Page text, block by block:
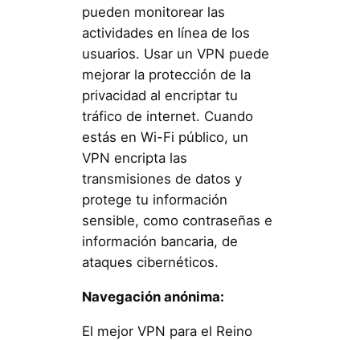
pueden monitorear las
actividades en línea de los
usuarios. Usar un VPN puede
mejorar la protección de la
privacidad al encriptar tu
tráfico de internet. Cuando
estás en Wi-Fi público, un
VPN encripta las
transmisiones de datos y
protege tu información
sensible, como contraseñas e
información bancaria, de
ataques cibernéticos.
Navegación anónima:
El mejor VPN para el Reino